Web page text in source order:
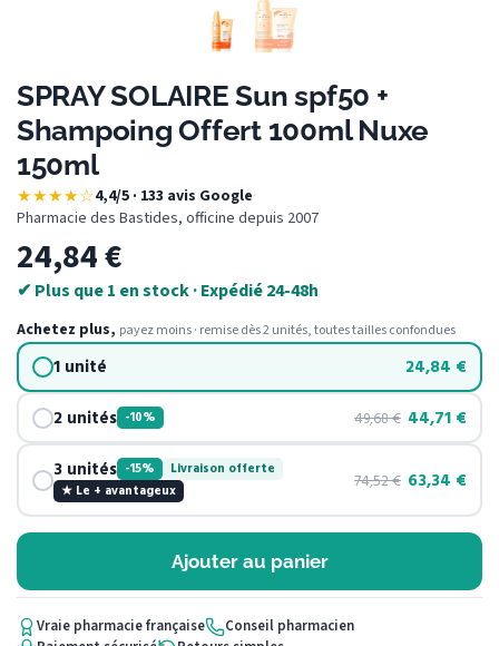
SPRAY SOLAIRE Sun spf50 +
Shampoing Offert 100ml Nuxe
150ml
★★★★☆4,4/5 · 133 avis Google·
Pharmacie des Bastides, officine depuis 2007
24,84€
✔ Plus que 1 en stock · Expédié 24-48h
Achetez plus, payez moins · remise dès 2 unités, toutes tailles confondues
1 unité 24,84 €
2 unités -10% 49,68€ 44,71 €
3 unités -15%
Livraison offerte
★ Le + avantageux
74,52€ 63,34 €
Ajouter au panier
Vraie pharmacie française
Conseil pharmacien